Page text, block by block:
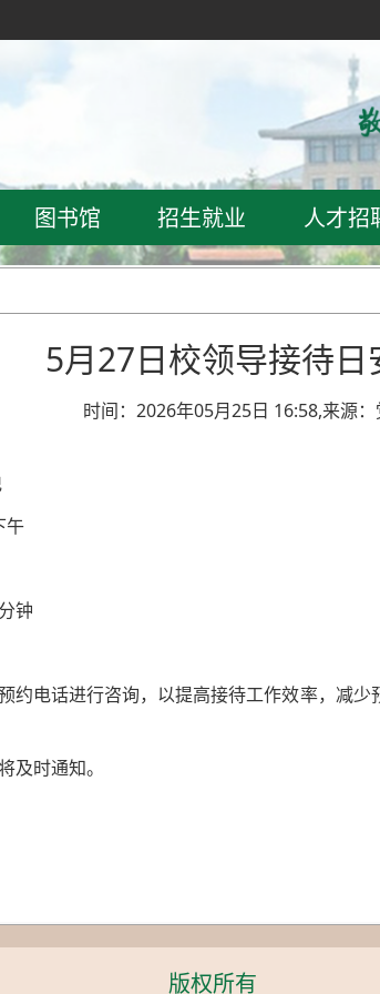
图书馆 招生就业 人才招
5月27日校领导接待日
时间：2026年05月25日 16:58,来源
午
钟
约电话进行咨询，以提高接待工作效率，减
及时通知。
版权所有